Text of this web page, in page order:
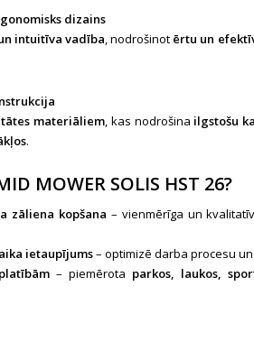
dizains
intuitīva vadība, nodrošinot ērtu un
materiāliem, kas nodrošina ilgstošu
.
MOWER SOLIS HST 26?
zāliena kopšana – vienmērīga un
ietaupījums– optimizē darba procesu
– piemērota parkos, laukos,